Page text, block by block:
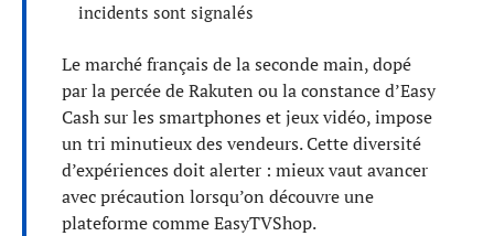
incidents sont signalés
Le marché français de la seconde main, dopé
par la percée de Rakuten ou la constance d’Easy
Cash sur les smartphones et jeux vidéo, impose
un tri minutieux des vendeurs. Cette diversité
d’expériences doit alerter : mieux vaut avancer
avec précaution lorsqu’on découvre une
plateforme comme EasyTVShop.